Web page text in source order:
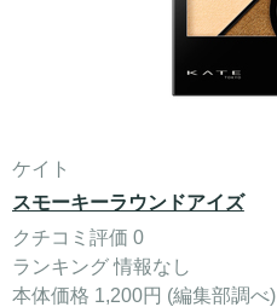
ケイト
スモーキーラウンドアイズ
クチコミ評価 0
ランキング 情報なし
本体価格 1,200円 (編集部調べ)